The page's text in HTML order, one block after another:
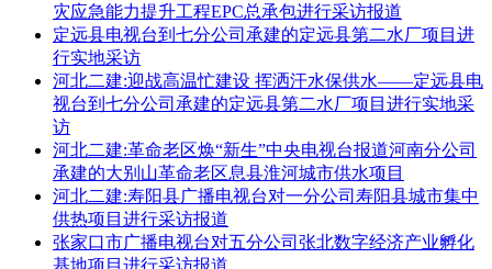
灾应急能力提升工程EPC总承包进行采访报道
定远县电视台到七分公司承建的定远县第二水厂项目进
行实地采访
河北二建:迎战高温忙建设 挥洒汗水保供水——定远县电
视台到七分公司承建的定远县第二水厂项目进行实地采
访
河北二建:革命老区焕“新生”中央电视台报道河南分公司
承建的大别山革命老区息县淮河城市供水项目
河北二建:寿阳县广播电视台对一分公司寿阳县城市集中
供热项目进行采访报道
张家口市广播电视台对五分公司张北数字经济产业孵化